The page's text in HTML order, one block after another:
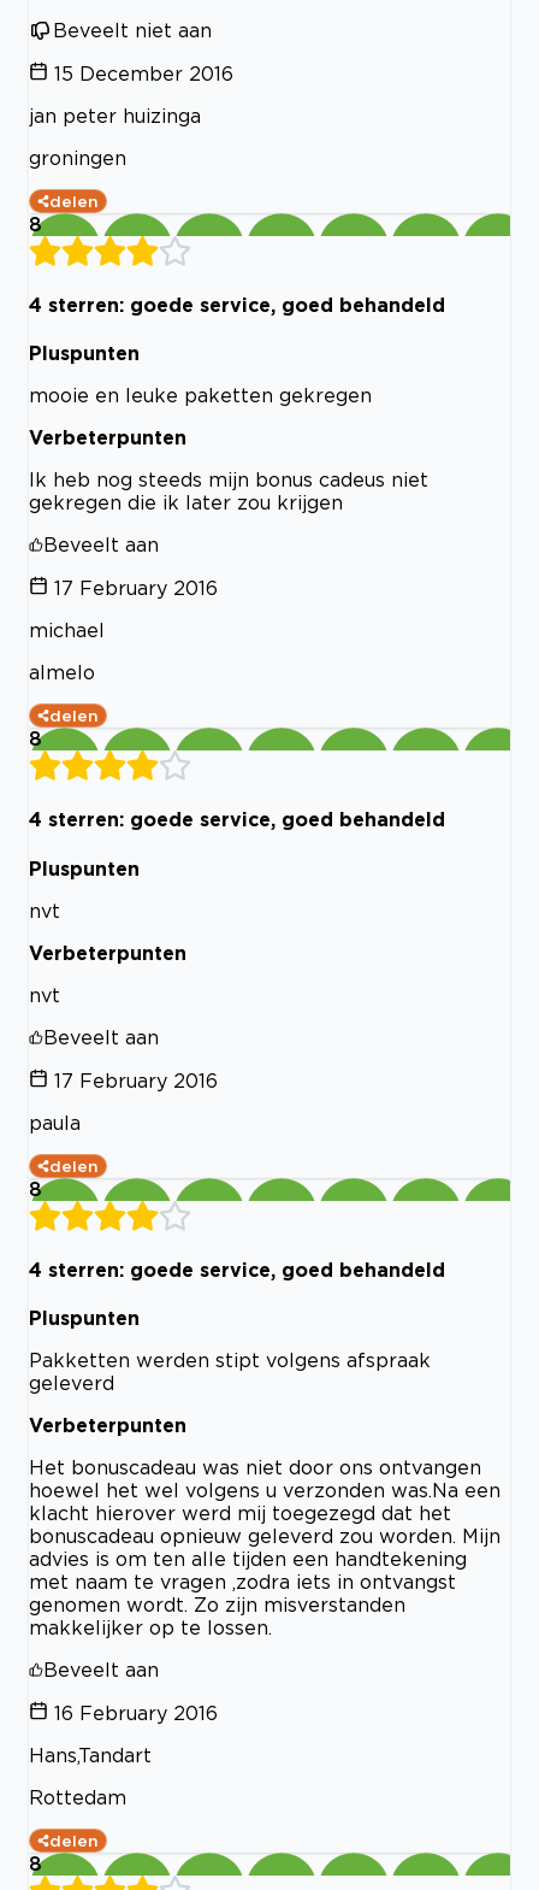
Beveelt niet aan
15 December 2016
jan peter huizinga
groningen
delen
8
4 sterren: goede service, goed behandeld
Pluspunten
mooie en leuke paketten gekregen
Verbeterpunten
Ik heb nog steeds mijn bonus cadeus niet
gekregen die ik later zou krijgen
Beveelt aan
17 February 2016
michael
almelo
delen
8
4 sterren: goede service, goed behandeld
Pluspunten
nvt
Verbeterpunten
nvt
Beveelt aan
17 February 2016
paula
delen
8
4 sterren: goede service, goed behandeld
Pluspunten
Pakketten werden stipt volgens afspraak
geleverd
Verbeterpunten
Het bonuscadeau was niet door ons ontvangen
hoewel het wel volgens u verzonden was.Na een
klacht hierover werd mij toegezegd dat het
bonuscadeau opnieuw geleverd zou worden. Mijn
advies is om ten alle tijden een handtekening
met naam te vragen ,zodra iets in ontvangst
genomen wordt. Zo zijn misverstanden
makkelijker op te lossen.
Beveelt aan
16 February 2016
Hans,Tandart
Rottedam
delen
8